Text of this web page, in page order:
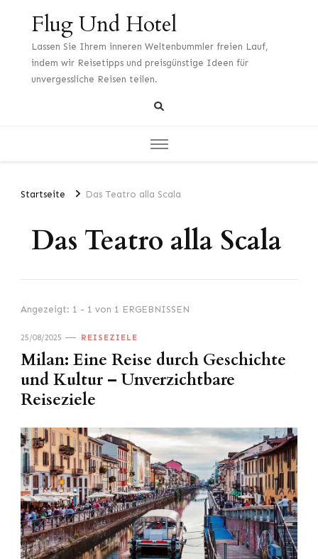
Flug Und Hotel
Lassen Sie Ihrem inneren Weltenbummler freien Lauf,
indem wir Reisetipps und preisgünstige Ideen für
unvergessliche Reisen teilen.
Startseite Das Teatro alla Scala
Das Teatro alla Scala
Angezeigt: 1 - 1 von 1 ERGEBNISSEN
25/08/2025 REISEZIELE
Milan: Eine Reise durch Geschichte
und Kultur – Unverzichtbare
Reiseziele